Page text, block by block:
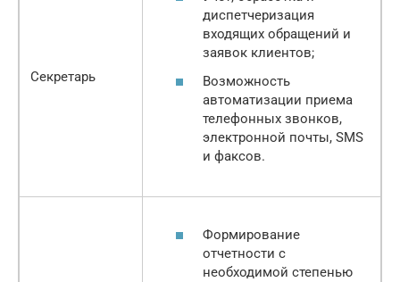
Секретарь
диспетчеризация
входящих обращений и
заявок клиентов;
Возможность
автоматизации приема
телефонных звонков,
электронной почты, SMS
и факсов.
Формирование
отчетности с
необходимой степенью